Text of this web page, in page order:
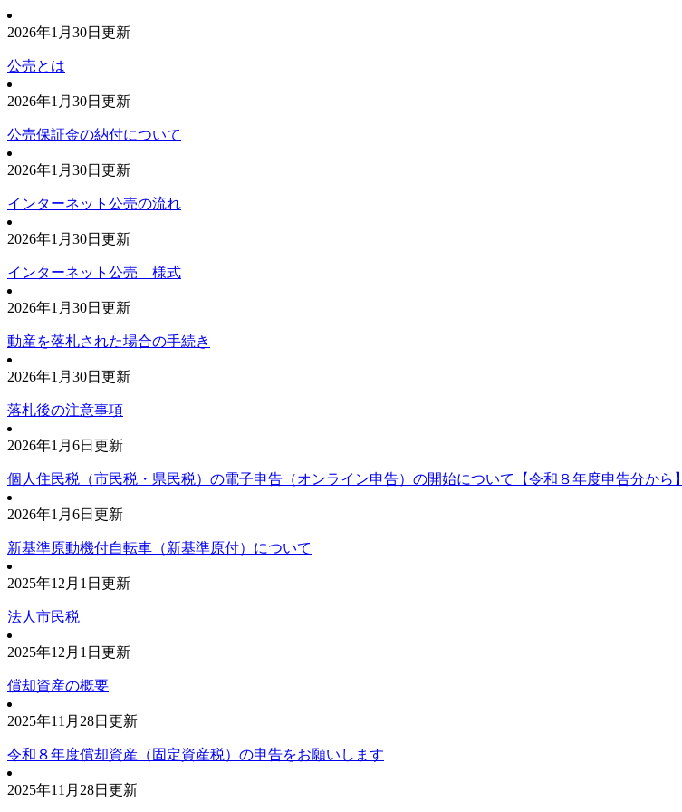
2026年1月30日更新
公売とは
2026年1月30日更新
公売保証金の納付について
2026年1月30日更新
インターネット公売の流れ
2026年1月30日更新
インターネット公売 様式
2026年1月30日更新
動産を落札された場合の手続き
2026年1月30日更新
落札後の注意事項
2026年1月6日更新
個人住民税（市民税・県民税）の電子申告（オンライン申告）の開始について【令和８年度申告分から】
2026年1月6日更新
新基準原動機付自転車（新基準原付）について
2025年12月1日更新
法人市民税
2025年12月1日更新
償却資産の概要
2025年11月28日更新
令和８年度償却資産（固定資産税）の申告をお願いします
2025年11月28日更新